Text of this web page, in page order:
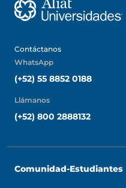
Contáctanos
WhatsApp
(+52) 55 8852 0188
Llámanos
(+52) 800 2888132
Comunidad-Estudiantes
ETAC